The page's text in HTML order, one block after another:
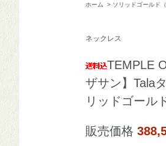
ホーム
> ソリッドゴールド（
ネックレス
TEMPLE
ザサン】Tala
リッドゴール
販売価格